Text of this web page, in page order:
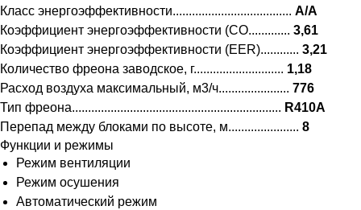
Класс энергоэффективности..................................... A/A
Коэффициент энергоэффективности (CO............. 3,61
Коэффициент энергоэффективности (EER)............ 3,21
Количество фреона заводское, г............................ 1,18
Расход воздуха максимальный, м3/ч...................... 776
Тип фреона................................................................. R410А
Перепад между блоками по высоте, м...................... 8
Функции и режимы
Режим вентиляции
Режим осушения
Автоматический режим